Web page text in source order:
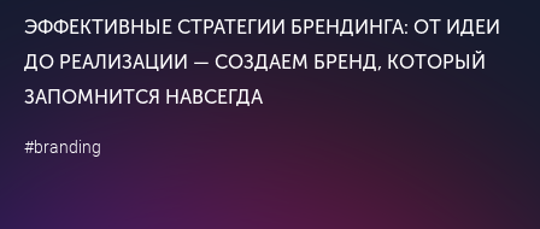
ЭФФЕКТИВНЫЕ СТРАТЕГИИ БРЕНДИНГА: ОТ ИДЕИ
ДО РЕАЛИЗАЦИИ — СОЗДАЕМ БРЕНД, КОТОРЫЙ
ЗАПОМНИТСЯ НАВСЕГДА
#branding